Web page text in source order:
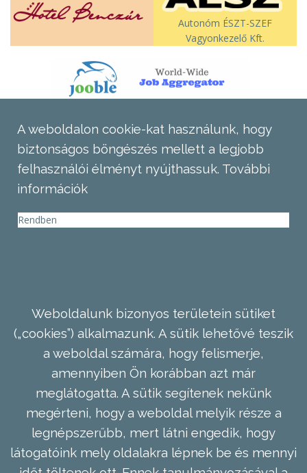
Autonóm ÉSZT-SZEF
Vagyonkezelő Kft.
A weboldalon cookie-kat használunk, hogy
biztonságos böngészés mellett a legjobb
felhasználói élményt nyújthassuk. További
információk
Rendben
Weboldalunk bizonyos területein sütiket
(„cookies”) alkalmazunk. A sütik lehetővé teszik
a weboldal számára, hogy felismerje,
amennyiben Ön korábban azt már
meglátogatta. A sütik segítenek nekünk
megérteni, hogy a weboldal melyik része a
legnépszerűbb, mert látni engedik, hogy
látogatóink mely oldalakra lépnek be és mennyi